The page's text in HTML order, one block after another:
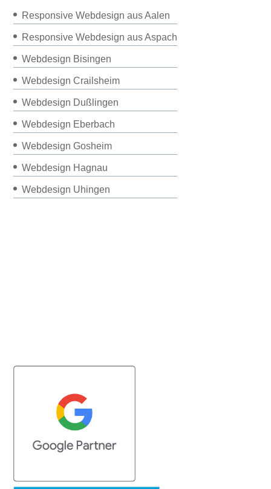
Responsive Webdesign aus Aalen
Responsive Webdesign aus Aspach
Webdesign Bisingen
Webdesign Crailsheim
Webdesign Dußlingen
Webdesign Eberbach
Webdesign Gosheim
Webdesign Hagnau
Webdesign Uhingen